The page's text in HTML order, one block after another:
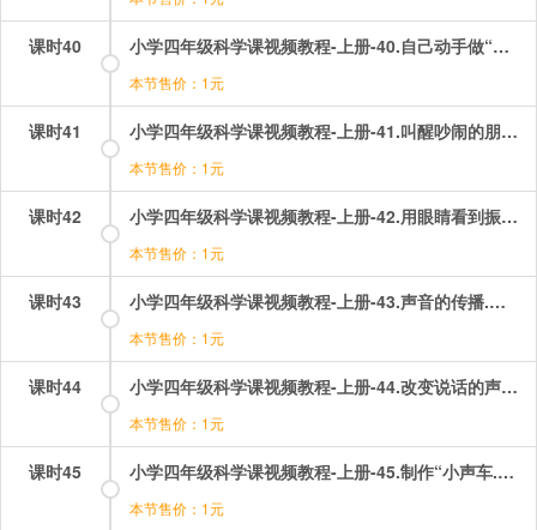
课时40 小学四年级科学课视频教程-上册-40.自己动手做“耳朵”.mp4
本节售价：1元
课时41 小学四年级科学课视频教程-上册-41.叫醒吵闹的朋友.mp4
本节售价：1元
课时42 小学四年级科学课视频教程-上册-42.用眼睛看到振动.mp4
本节售价：1元
课时43 小学四年级科学课视频教程-上册-43.声音的传播.mp4
本节售价：1元
课时44 小学四年级科学课视频教程-上册-44.改变说话的声音.mp4
本节售价：1元
课时45 小学四年级科学课视频教程-上册-45.制作“小声车.mp4
本节售价：1元